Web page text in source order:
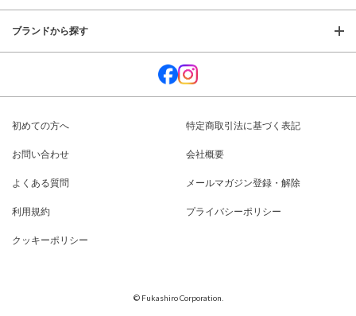
ブランドから探す
初めての方へ 特定商取引法に基づく表記
お問い合わせ 会社概要
よくある質問 メールマガジン登録・解除
利用規約 プライバシーポリシー
クッキーポリシー
© Fukashiro Corporation.